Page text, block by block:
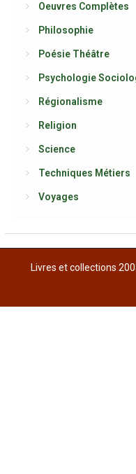
Oeuvres Complètes
Philosophie
Poésie Théâtre
Psychologie
Régionalisme
Religion
Science
Techniques Métiers
Voyages
Livres et collections